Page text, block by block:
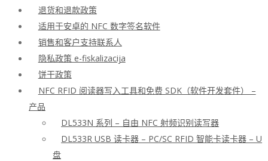
退货和退款政策
适用于安卓的 NFC 数字签名软件
销售和客户支持联系人
隐私政策 e-fiskalizacija
饼干政策
NFC RFID 阅读器写入工具和免费 SDK（软件开发套件） –
产品
DL533N 系列 – 自由 NFC 射频识别读写器
DL533R USB 读卡器 – PC/SC RFID 智能卡读卡器 – U
盘